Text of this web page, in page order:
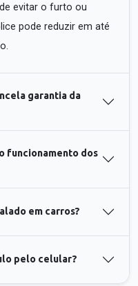
evitar o furto ou
pode reduzir em até
garantia da
funcionamento dos
em carros?
pelo celular?